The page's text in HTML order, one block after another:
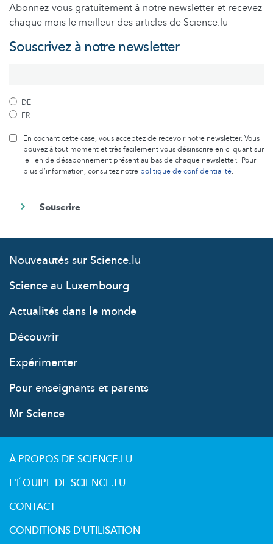
Abonnez-vous gratuitement à notre newsletter et recevez
chaque mois le meilleur des articles de Science.lu
Souscrivez à notre newsletter
DE
FR
En cochant cette case, vous acceptez de recevoir notre newsletter. Vous
pouvez à tout moment et très facilement vous désinscrire en cliquant sur
le lien de désabonnement présent au bas de chaque newsletter. Pour
plus d’information, consultez notre politique de confidentialité.
Nouveautés sur Science.lu
Science au Luxembourg
Actualités dans le monde
Découvrir
Expérimenter
Pour enseignants et parents
Mr Science
À PROPOS DE SCIENCE.LU
L'ÉQUIPE DE SCIENCE.LU
CONTACT
CONDITIONS D'UTILISATION